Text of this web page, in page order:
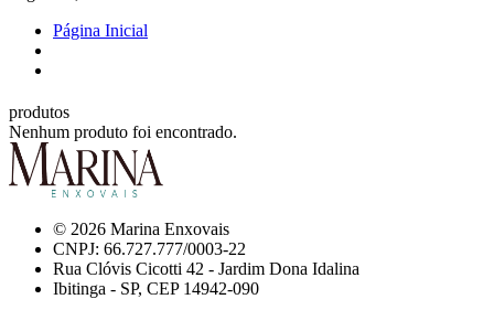
Página Inicial
produtos
Nenhum produto foi encontrado.
© 2026 Marina Enxovais
CNPJ: 66.727.777/0003-22
Rua Clóvis Cicotti 42 - Jardim Dona Idalina
Ibitinga - SP, CEP 14942-090